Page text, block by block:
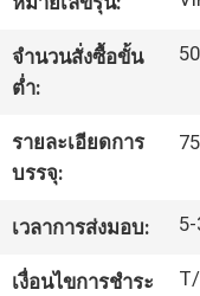
ทัวร์
โรงงาน
ควบคุม
คุณภาพ
จำนวนสั่งซื้อขั้น
ต่ำ:
รายละเอียดการ
บรรจุ:
เวลาการส่งมอบ:
เงื่อนไขการชำระ